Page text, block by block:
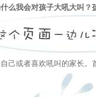
么我会对孩子大吼大叫
己或者喜欢吼叫的家长